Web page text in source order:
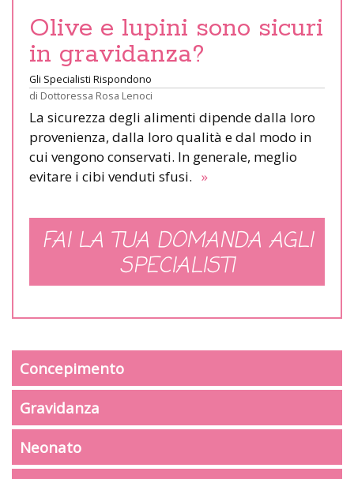
Olive e lupini sono sicuri
in gravidanza?
Gli Specialisti Rispondono
di Dottoressa Rosa Lenoci
La sicurezza degli alimenti dipende dalla loro
provenienza, dalla loro qualità e dal modo in
cui vengono conservati. In generale, meglio
evitare i cibi venduti sfusi. »
FAI LA TUA DOMANDA AGLI
SPECIALISTI
Concepimento
Gravidanza
Neonato